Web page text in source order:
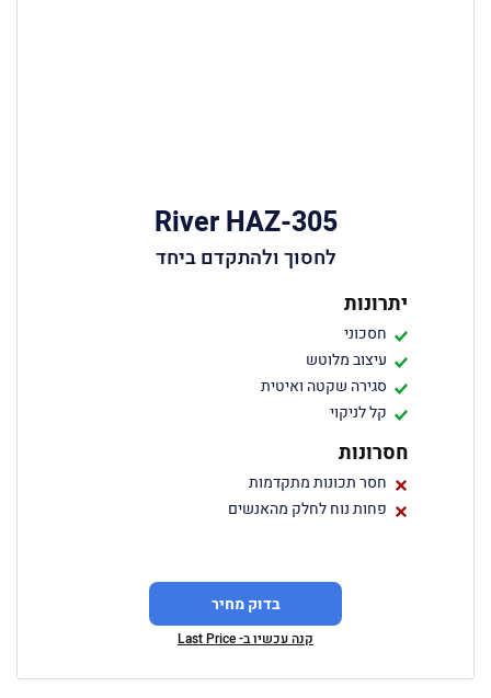
River HAZ-305
לחסוך ולהתקדם ביחד
יתרונות
חסכוני
עיצוב מלוטש
סגירה שקטה ואיטית
קל לניקוי
חסרונות
חסר תכונות מתקדמות
פחות נוח לחלק מהאנשים
בדוק מחיר
קנה עכשיו ב- Last Price